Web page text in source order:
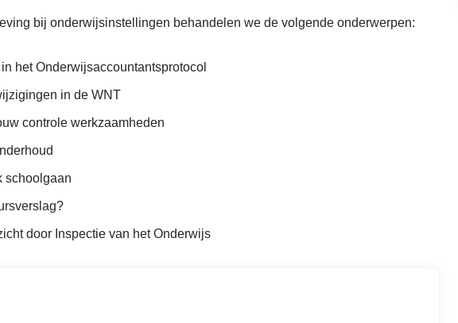
bij onderwijsinstellingen behandelen we de volgende onderwerpen:
het Onderwijsaccountantsprotocol
in de WNT
controle werkzaamheden
schoolgaan
door Inspectie van het Onderwijs